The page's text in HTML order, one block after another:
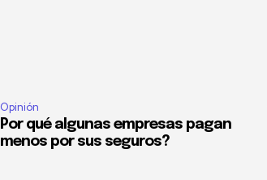
Opinión
Por qué algunas empresas pagan
menos por sus seguros?